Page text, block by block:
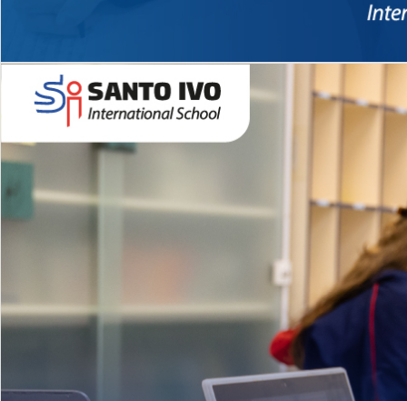
Novidades 2026 High School
EDUCAÇÃO INFANTIL
Inglês todos os dias
MÉDIO
igh School
Dupla Diplomação